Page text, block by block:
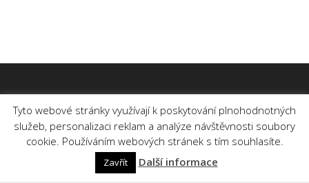
Tyto webové stránky využívají k poskytování plnohodnotných
služeb, personalizaci reklam a analýze návštěvnosti soubory
cookie. Používáním webových stránek s tím souhlasíte.
Zavřít Další informace